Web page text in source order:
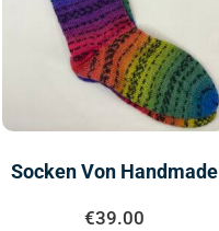
Socken Von Handmade
€39.00